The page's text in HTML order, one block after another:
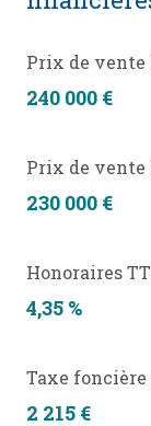
Prix de vente
240 000 €
Prix de vente
230 000 €
Honoraires
4,35 %
Taxe
2 215 €